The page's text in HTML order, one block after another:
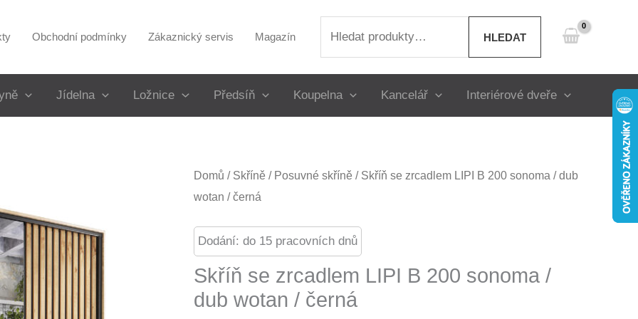
Obchodní podmínky Zákaznický servis Magazín HLEDAT
Jídelna Ložnice Předsíň Koupelna Kancelář Interiérové dveře
Domů / Skříně / Posuvné skříně / Skříň se zrcadlem LIPI B 200 sonoma / dub
wotan / černá
Dodání: do 15 pracovních dnů
Skříň se zrcadlem LIPI B 200 sonoma /
dub wotan / černá